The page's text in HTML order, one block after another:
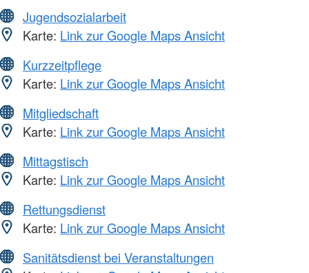
Jugendsozialarbeit
Karte: Link zur Google Maps Ansicht
Kurzzeitpflege
Karte: Link zur Google Maps Ansicht
Mitgliedschaft
Karte: Link zur Google Maps Ansicht
Mittagstisch
Karte: Link zur Google Maps Ansicht
Rettungsdienst
Karte: Link zur Google Maps Ansicht
Sanitätsdienst bei Veranstaltungen